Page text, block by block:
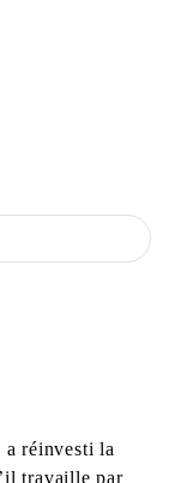
a réinvesti la
travaille par